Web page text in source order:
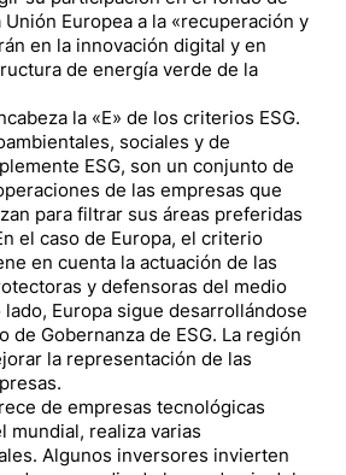
Europea a la «recuperación y
en la innovación digital y en
de energía verde de la
la «E» de los criterios ESG.
sociales y de
ESG, son un conjunto de
de las empresas que
para filtrar sus áreas preferidas
el caso de Europa, el criterio
en cuenta la actuación de las
y defensoras del medio
Europa sigue desarrollándose
de Gobernanza de ESG. La región
la representación de las
de empresas tecnológicas
mundial, realiza varias
Algunos inversores invierten